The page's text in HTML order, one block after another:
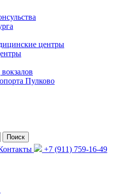
центры
Пулково
+7 (911) 759-16-49